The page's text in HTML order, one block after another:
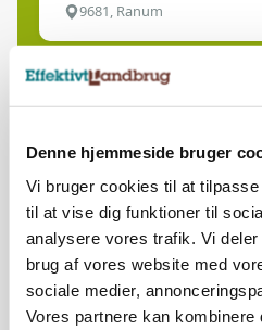
Denne hjemmeside bruger
Vi bruger cookies til at
til at vise dig funktioner til
analysere vores trafik. Vi
brug af vores website med
sociale medier,
Vores partnere kan kombinere
9681, Ranum
Kalvepasser til
6392, Bolderslev
Leder til klimastald
Klimastald